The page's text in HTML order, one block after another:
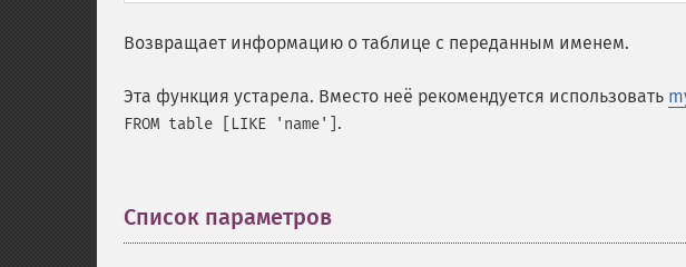
Возвращает информацию о таблице с переданным именем.
Эта функция устарела. Вместо неё рекомендуется использовать
FROM table [LIKE 'name'] .
Список параметров